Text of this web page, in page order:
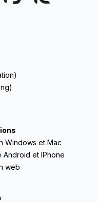
Windows et Mac
et IPhone
web